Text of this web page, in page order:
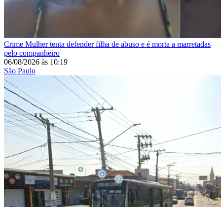
Crime Mulher tenta defender filha de abuso e é morta a marretadas
pelo companheiro
06/08/2026 às 10:19
São Paulo